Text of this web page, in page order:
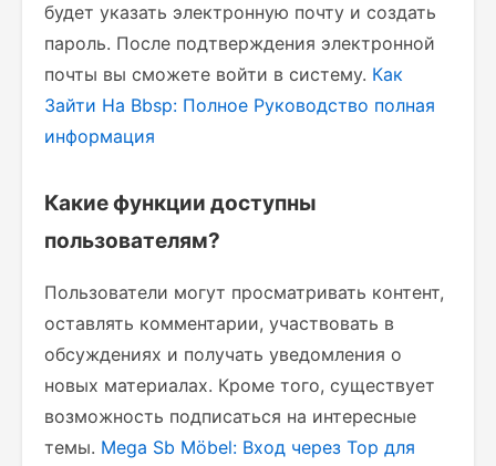
будет указать электронную почту и создать
пароль. После подтверждения электронной
почты вы сможете войти в систему. Как
Зайти На Bbsp: Полное Руководство полная
информация
Какие функции доступны
пользователям?
Пользователи могут просматривать контент,
оставлять комментарии, участвовать в
обсуждениях и получать уведомления о
новых материалах. Кроме того, существует
возможность подписаться на интересные
темы. Mega Sb Möbel: Вход через Тор для